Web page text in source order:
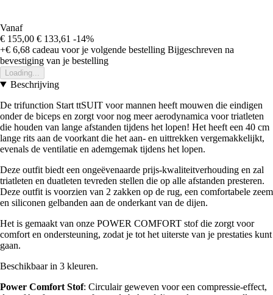
Vanaf
€ 155,00 € 133,61 -14%
+€ 6,68 cadeau voor je volgende bestelling Bijgeschreven na
bevestiging van je bestelling
Loading...
Beschrijving
De trifunction Start ttSUIT voor mannen heeft mouwen die eindigen
onder de biceps en zorgt voor nog meer aerodynamica voor triatleten
die houden van lange afstanden tijdens het lopen! Het heeft een 40 cm
lange rits aan de voorkant die het aan- en uittrekken vergemakkelijkt,
evenals de ventilatie en ademgemak tijdens het lopen.
Deze outfit biedt een ongeëvenaarde prijs-kwaliteitverhouding en zal
triatleten en duatleten tevreden stellen die op alle afstanden presteren.
Deze outfit is voorzien van 2 zakken op de rug, een comfortabele zeem
en siliconen gelbanden aan de onderkant van de dijen.
Het is gemaakt van onze POWER COMFORT stof die zorgt voor
comfort en ondersteuning, zodat je tot het uiterste van je prestaties kunt
gaan.
Beschikbaar in 3 kleuren.
Power Comfort Stof: Circulair geweven voor een compressie-effect,